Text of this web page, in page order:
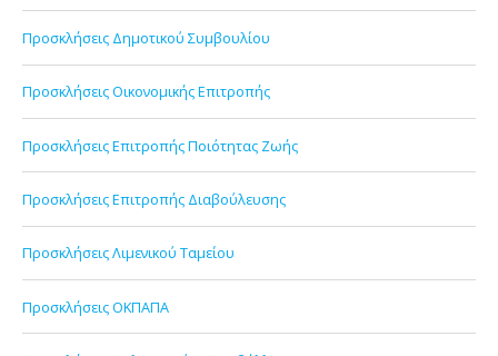
Προσκλήσεις Δημοτικού Συμβουλίου
Προσκλήσεις Οικονομικής Επιτροπής
Προσκλήσεις Επιτροπής Ποιότητας Ζωής
Προσκλήσεις Επιτροπής Διαβούλευσης
Προσκλήσεις Λιμενικού Ταμείου
Προσκλήσεις ΟΚΠΑΠΑ